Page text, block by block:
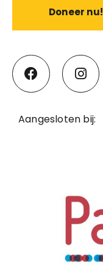
Doneer nu!
Aangesloten bij: